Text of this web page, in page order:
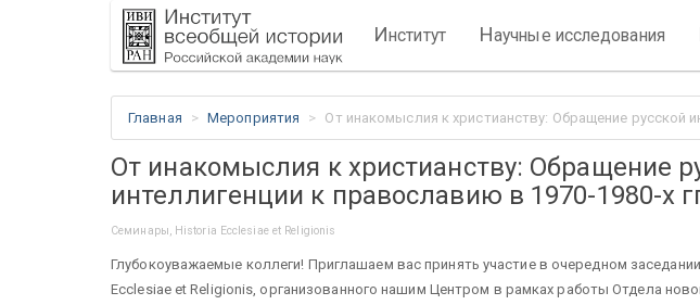
Институт Научные исследования
Главная Мероприятия От инакомыслия к христианству: Обращение русской
От инакомыслия к христианству: Обращение
интеллигенции к православию в 1970-1980-х
Семинары, Historia Ecclesiae et Religionis
Глубокоуважаемые коллеги! Приглашаем вас принять участие в очередном
Ecclesiae et Religionis, организованного нашим Центром в рамках работы Отдела